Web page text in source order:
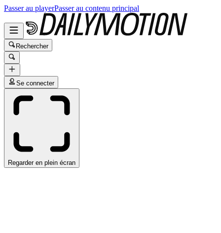
Passer au playerPasser au contenu principal
Rechercher
Se connecter
Regarder en plein écran